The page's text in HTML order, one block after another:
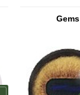
Gems